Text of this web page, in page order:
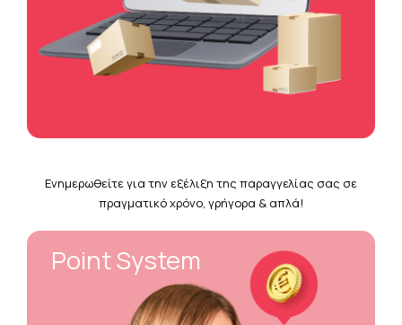
Ενημερωθείτε για την εξέλιξη της παραγγελίας σας σε
πραγματικό χρόνο, γρήγορα & απλά!
Point System